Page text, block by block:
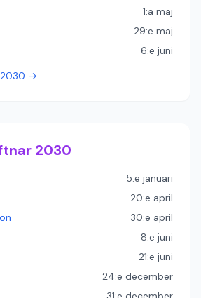
1:a maj
29:e maj
6:e juni
2030 →
2030
5:e januari
20:e april
30:e april
8:e juni
21:e juni
24:e december